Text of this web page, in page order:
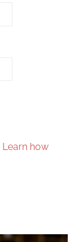
Learn how